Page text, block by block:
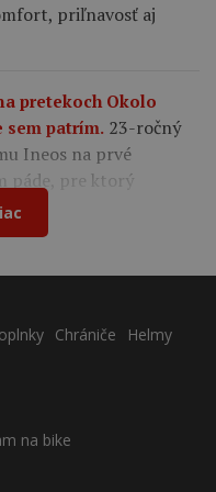
priľnavosť aj
pretekoch Okolo
sem patrím. 23-ročný
Ineos na prvé
páde, pre ktorý
Chrániče
Helmy
na bike